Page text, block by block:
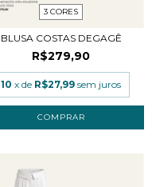
3 CORES
BLUSA COSTAS DEGAGÊ
R$279,90
10 x de R$27,99 sem juros
COMPRAR